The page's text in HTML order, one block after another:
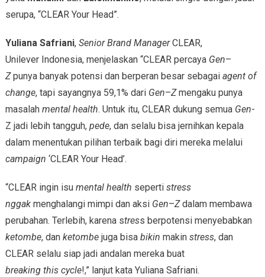
serupa, “CLEAR Your Head”.
Yuliana Safriani, Senior Brand ManagerCLEAR,
Unilever Indonesia, menjelaskan “CLEAR percaya Gen–
Zpunya banyak potensi dan berperan besar sebagai agent of
change, tapi sayangnya 59,1% dari Gen–Zmengaku punya
masalah mental health. Untuk itu, CLEAR dukung semua Gen-
Z jadi lebih tangguh, pede, dan selalu bisa jernihkan kepala
dalam menentukan pilihan terbaik bagi diri mereka melalui
campaign ‘CLEAR Your Head’.
“CLEAR ingin isu mental health sepertistress
nggakmenghalangi mimpi dan aksi Gen–Zdalam membawa
perubahan. Terlebih, karena stress berpotensi menyebabkan
ketombe, danketombejuga bisabikin makin stress, dan
CLEAR selalu siap jadi andalan mereka buat
breaking this cycle!,” lanjut kata Yuliana Safriani.